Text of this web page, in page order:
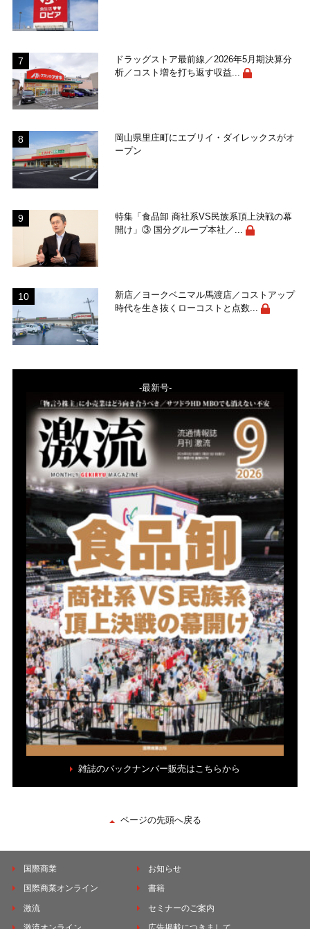
ドラッグストア最前線／2026年5月期決算分
析／コスト増を打ち返す収益...
岡山県里庄町にエブリイ・ダイレックスがオ
ープン
特集「食品卸 商社系VS民族系頂上決戦の幕
開け」③ 国分グループ本社／...
新店／ヨークベニマル馬渡店／コストアップ
時代を生き抜くローコストと点数...
-最新号-
雑誌のバックナンバー販売はこちらから
ページの先頭へ戻る
国際商業
国際商業オンライン
激流
お知らせ
書籍
セミナーのご案内